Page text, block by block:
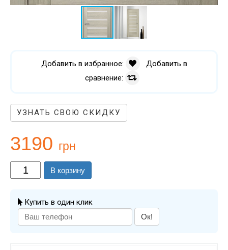
Добавить в избранное:
Добавить в
сравнение:
УЗНАТЬ СВОЮ СКИДКУ
3190 грн
В корзину
Купить в один клик
Ок!